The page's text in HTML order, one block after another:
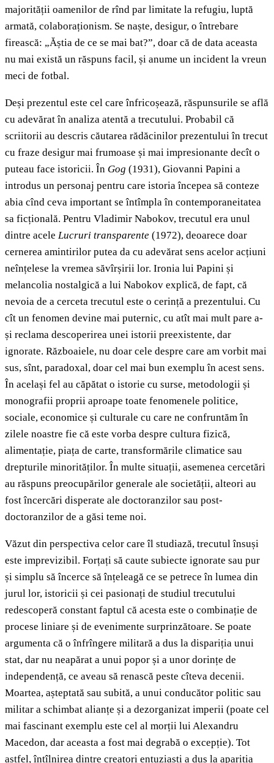
majorității oamenilor de rînd par limitate la refugiu, luptă
armată, colaboraționism. Se naște, desigur, o întrebare
firească: „Ăștia de ce se mai bat?”, doar că de data aceasta
nu mai există un răspuns facil, și anume un incident la vreun
meci de fotbal.
Deși prezentul este cel care înfricoșează, răspunsurile se află
cu adevărat în analiza atentă a trecutului. Probabil că
scriitorii au descris căutarea rădăcinilor prezentului în trecut
cu fraze desigur mai frumoase și mai impresionante decît o
puteau face istoricii. În Gog (1931), Giovanni Papini a
introdus un personaj pentru care istoria începea să conteze
abia cînd ceva important se întîmpla în contemporaneitatea
sa ficțională. Pentru Vladimir Nabokov, trecutul era unul
dintre acele Lucruri transparente (1972), deoarece doar
cernerea amintirilor putea da cu adevărat sens acelor acțiuni
neînțelese la vremea săvîrșirii lor. Ironia lui Papini și
melancolia nostalgică a lui Nabokov explică, de fapt, că
nevoia de a cerceta trecutul este o cerință a prezentului. Cu
cît un fenomen devine mai puternic, cu atît mai mult pare a-
și reclama descoperirea unei istorii preexistente, dar
ignorate. Războaiele, nu doar cele despre care am vorbit mai
sus, sînt, paradoxal, doar cel mai bun exemplu în acest sens.
În același fel au căpătat o istorie cu surse, metodologii și
monografii proprii aproape toate fenomenele politice,
sociale, economice și culturale cu care ne confruntăm în
zilele noastre fie că este vorba despre cultura fizică,
alimentație, piața de carte, transformările climatice sau
drepturile minorităților. În multe situații, asemenea cercetări
au răspuns preocupărilor generale ale societății, alteori au
fost încercări disperate ale doctoranzilor sau post-
doctoranzilor de a găsi teme noi.
Văzut din perspectiva celor care îl studiază, trecutul însuși
este imprevizibil. Forțați să caute subiecte ignorate sau pur
și simplu să încerce să înțeleagă ce se petrece în lumea din
jurul lor, istoricii și cei pasionați de studiul trecutului
redescoperă constant faptul că acesta este o combinație de
procese liniare și de evenimente surprinzătoare. Se poate
argumenta că o înfrîngere militară a dus la dispariția unui
stat, dar nu neapărat a unui popor și a unor dorințe de
independență, ce aveau să renască peste cîteva decenii.
Moartea, așteptată sau subită, a unui conducător politic sau
militar a schimbat alianțe și a dezorganizat imperii (poate cel
mai fascinant exemplu este cel al morții lui Alexandru
Macedon, dar aceasta a fost mai degrabă o excepție). Tot
astfel, întîlnirea dintre creatori entuziaști a dus la apariția